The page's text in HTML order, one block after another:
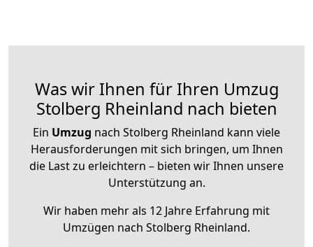
Was wir Ihnen für Ihren Umzug
Stolberg Rheinland nach bieten
Ein Umzug nach Stolberg Rheinland kann viele
Herausforderungen mit sich bringen, um Ihnen
die Last zu erleichtern – bieten wir Ihnen unsere
Unterstützung an.
Wir haben mehr als 12 Jahre Erfahrung mit
Umzügen nach Stolberg Rheinland.